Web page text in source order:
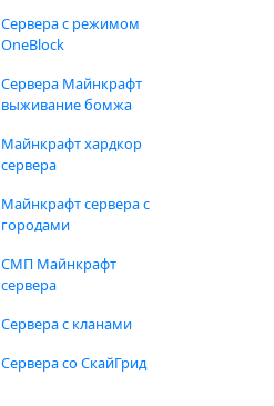
Сервера с режимом
OneBlock
Сервера Майнкрафт
выживание бомжа
Майнкрафт хардкор
сервера
Майнкрафт сервера с
городами
СМП Майнкрафт
сервера
Сервера с кланами
Сервера со СкайГрид